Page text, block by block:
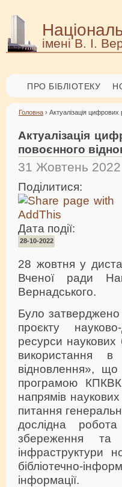
імені В. І.
ПРО БІБЛІОТЕКУ
Головна › Актуалізація
Актуалізація
повоєнного
31 Жовтень 2022
Поділитися:
Дата події:
28-10-2022
28 жовтня у
Вченої ради
Вернадського.
Було затверджено
проєкту
ресурси наукових
використання
відновлення»,
програмою КПКВК
напрямів
питання
дослідна
збереження та
інфраструктури
бібліотечно-
інформації.